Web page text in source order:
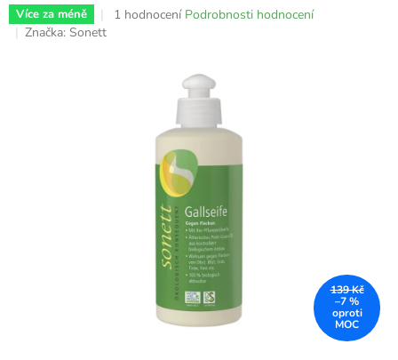
Více za méně
Průměrné
hvězdiček.
1 hodnocení Podrobnosti hodnocení
Značka: Sonett
139 Kč
–7 %